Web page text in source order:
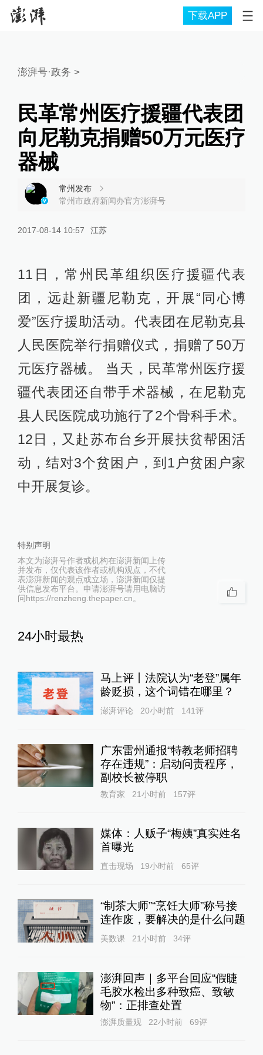
下载APP
澎湃号·政务 >
民革常州医疗援疆代表团
向尼勒克捐赠50万元医疗
器械
常州发布
常州市政府新闻办官方澎湃号
2017-08-14 10:57 江苏
11日，常州民革组织医疗援疆代表
团，远赴新疆尼勒克，开展“同心博
爱”医疗援助活动。代表团在尼勒克县
人民医院举行捐赠仪式，捐赠了50万
元医疗器械。 当天，民革常州医疗援
疆代表团还自带手术器械，在尼勒克
县人民医院成功施行了2个骨科手术。
12日，又赴苏布台乡开展扶贫帮困活
动，结对3个贫困户，到1户贫困户家
中开展复诊。
特别声明
本文为澎湃号作者或机构在澎湃新闻上传
并发布，仅代表该作者或机构观点，不代
表澎湃新闻的观点或立场，澎湃新闻仅提
供信息发布平台。申请澎湃号请用电脑访
问https://renzheng.thepaper.cn。
24小时最热
马上评丨法院认为“老登”属年
龄贬损，这个词错在哪里？
澎湃评论 20小时前 141评
广东雷州通报“特教老师招聘
存在违规”：启动问责程序，
副校长被停职
教育家 21小时前 157评
媒体：人贩子“梅姨”真实姓名
首曝光
直击现场 19小时前 65评
“制茶大师”“烹饪大师”称号接
连作废，要解决的是什么问题
美数课 21小时前 34评
澎湃回声｜多平台回应“假睫
毛胶水检出多种致癌、致敏
物”：正排查处置
澎湃质量观 22小时前 69评